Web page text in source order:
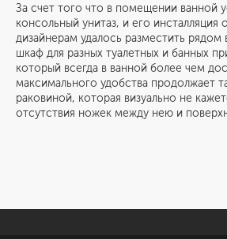
За счет того что в помещении ванной
консольный унитаз, и его инсталляция
дизайнерам удалось разместить
шкаф для разных туалетных и банных
который всегда в ванной более чем
максимального удобства продолжает
раковиной, которая визуально не
отсутствия ножек между нею и